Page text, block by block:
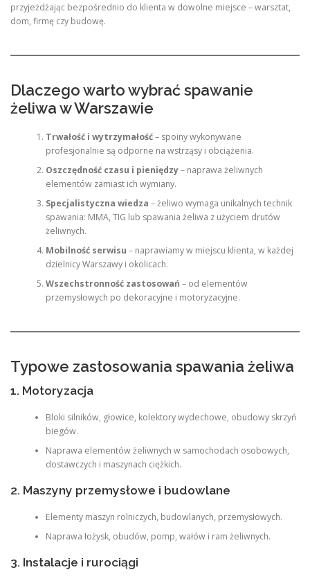
przyjeżdżając bezpośrednio do klienta w dowolne miejsce – warsztat,
dom, firmę czy budowę.
Dlaczego warto wybrać spawanie
żeliwa w Warszawie
Trwałość i wytrzymałość– spoiny wykonywane
profesjonalnie są odporne na wstrząsy i obciążenia.
Oszczędność czasu i pieniędzy– naprawa żeliwnych
elementów zamiast ich wymiany.
Specjalistyczna wiedza – żeliwo wymaga unikalnych technik
spawania: MMA, TIG lub spawania żeliwa z użyciem drutów
żeliwnych.
Mobilność serwisu – naprawiamy w miejscu klienta, w każdej
dzielnicy Warszawy i okolicach.
Wszechstronność zastosowań – od elementów
przemysłowych po dekoracyjne i motoryzacyjne.
Typowe zastosowania spawania żeliwa
1. Motoryzacja
Bloki silników, głowice, kolektory wydechowe, obudowy skrzyń
biegów.
Naprawa elementów żeliwnych w samochodach osobowych,
dostawczych i maszynach ciężkich.
2. Maszyny przemysłowe i budowlane
Elementy maszyn rolniczych, budowlanych, przemysłowych.
Naprawa łożysk, obudów, pomp, wałów i ram żeliwnych.
3. Instalacje i rurociągi